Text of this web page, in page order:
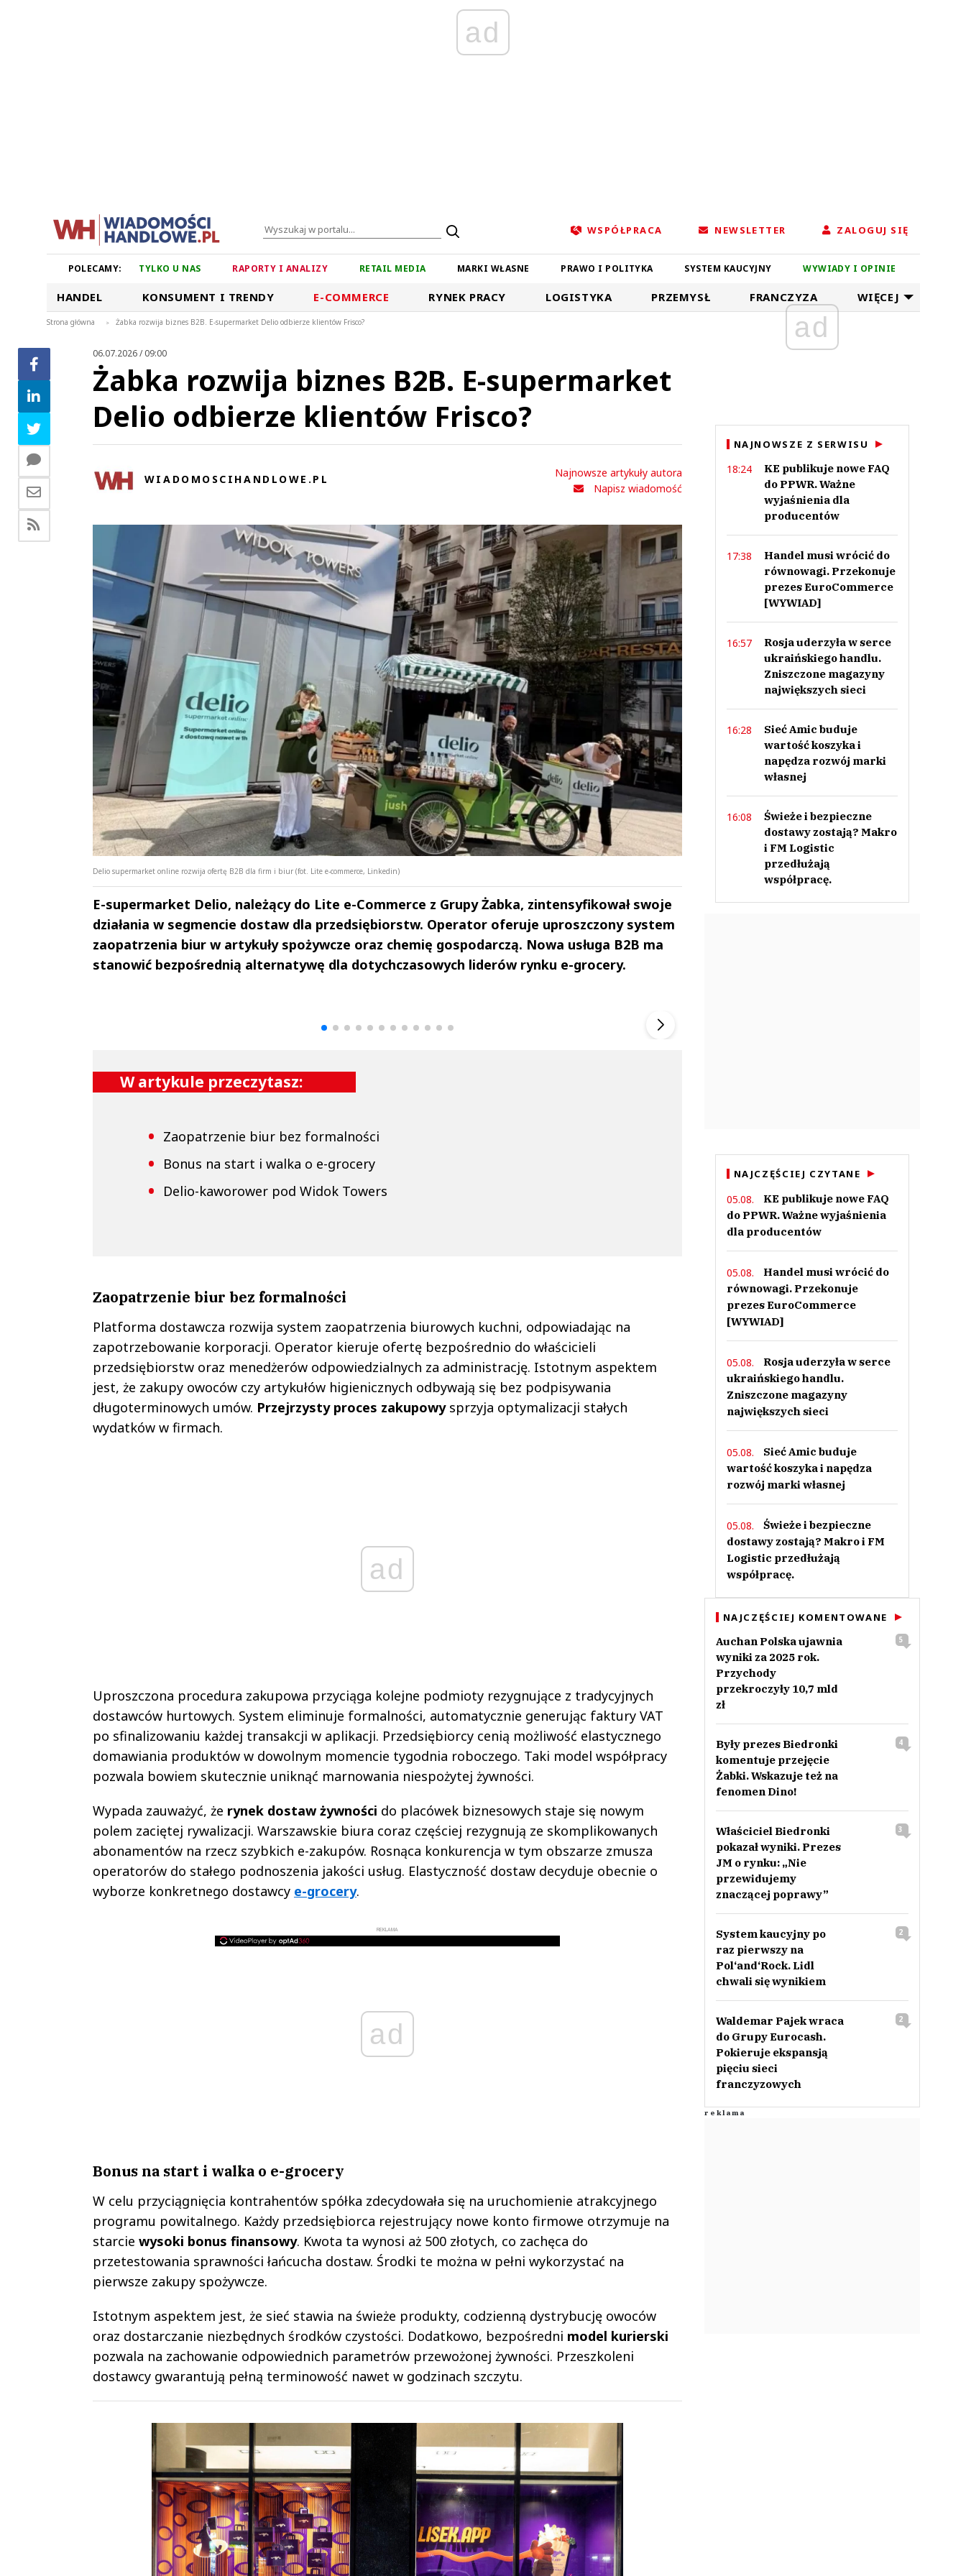
ad
WSPÓŁPRACA NEWSLETTER ZALOGUJ SIĘ
POLECAMY: TYLKO U NAS RAPORTY I ANALIZY RETAIL MEDIA MARKI WŁASNE PRAWO I POLITYKA SYSTEM KAUCYJNY WYWIADY I OPINIE
HANDEL KONSUMENT I TRENDY E-COMMERCE RYNEK PRACY LOGISTYKA PRZEMYSŁ FRANCZYZA WIĘCEJ
Strona główna > Żabka rozwija biznes B2B. E-supermarket Delio odbierze klientów Frisco?
06.07.2026 / 09:00
Żabka rozwija biznes B2B. E-supermarket
Delio odbierze klientów Frisco?
WIADOMOSCIHANDLOWE.PL
Najnowsze artykuły autora
Napisz wiadomość
Delio supermarket online rozwija ofertę B2B dla firm i biur (fot. Lite e-commerce, Linkedin)
E-supermarket Delio, należący do Lite e-Commerce z Grupy Żabka, zintensyfikował swoje
działania w segmencie dostaw dla przedsiębiorstw. Operator oferuje uproszczony system
zaopatrzenia biur w artykuły spożywcze oraz chemię gospodarczą. Nowa usługa B2B ma
stanowić bezpośrednią alternatywę dla dotychczasowych liderów rynku e-grocery.
W artykule przeczytasz:
Zaopatrzenie biur bez formalności
Bonus na start i walka o e-grocery
Delio-kaworower pod Widok Towers
Zaopatrzenie biur bez formalności
Platforma dostawcza rozwija system zaopatrzenia biurowych kuchni, odpowiadając na
zapotrzebowanie korporacji. Operator kieruje ofertę bezpośrednio do właścicieli
przedsiębiorstw oraz menedżerów odpowiedzialnych za administrację. Istotnym aspektem
jest, że zakupy owoców czy artykułów higienicznych odbywają się bez podpisywania
długoterminowych umów. Przejrzysty proces zakupowysprzyja optymalizacji stałych
wydatków w firmach.
ad
Uproszczona procedura zakupowa przyciąga kolejne podmioty rezygnujące z tradycyjnych
dostawców hurtowych. System eliminuje formalności, automatycznie generując faktury VAT
po sfinalizowaniu każdej transakcji w aplikacji. Przedsiębiorcy cenią możliwość elastycznego
domawiania produktów w dowolnym momencie tygodnia roboczego. Taki model współpracy
pozwala bowiem skutecznie uniknąć marnowania niespożytej żywności.
Wypada zauważyć, że rynek dostaw żywności do placówek biznesowych staje się nowym
polem zaciętej rywalizacji. Warszawskie biura coraz częściej rezygnują ze skomplikowanych
abonamentów na rzecz szybkich e-zakupów. Rosnąca konkurencja w tym obszarze zmusza
operatorów do stałego podnoszenia jakości usług. Elastyczność dostaw decyduje obecnie o
wyborze konkretnego dostawcy e-grocery.
REKLAMA
ad
Bonus na start i walka o e-grocery
W celu przyciągnięcia kontrahentów spółka zdecydowała się na uruchomienie atrakcyjnego
programu powitalnego. Każdy przedsiębiorca rejestrujący nowe konto firmowe otrzymuje na
starcie wysoki bonus finansowy. Kwota ta wynosi aż 500 złotych, co zachęca do
przetestowania sprawności łańcucha dostaw. Środki te można w pełni wykorzystać na
pierwsze zakupy spożywcze.
Istotnym aspektem jest, że sieć stawia na świeże produkty, codzienną dystrybucję owoców
oraz dostarczanie niezbędnych środków czystości. Dodatkowo, bezpośredni model kurierski
pozwala na zachowanie odpowiednich parametrów przewożonej żywności. Przeszkoleni
dostawcy gwarantują pełną terminowość nawet w godzinach szczytu.
ad
NAJNOWSZE Z SERWISU
18:24
KE publikuje nowe FAQ
do PPWR. Ważne
wyjaśnienia dla
producentów
17:38
Handel musi wrócić do
równowagi. Przekonuje
prezes EuroCommerce
[WYWIAD]
16:57
Rosja uderzyła w serce
ukraińskiego handlu.
Zniszczone magazyny
największych sieci
16:28
Sieć Amic buduje
wartość koszyka i
napędza rozwój marki
własnej
16:08
Świeże i bezpieczne
dostawy zostają? Makro
i FM Logistic
przedłużają
współpracę.
NAJCZĘŚCIEJ CZYTANE
05.08.
KE publikuje nowe FAQ
do PPWR. Ważne wyjaśnienia
dla producentów
05.08.
Handel musi wrócić do
równowagi. Przekonuje
prezes EuroCommerce
[WYWIAD]
05.08.
Rosja uderzyła w serce
ukraińskiego handlu.
Zniszczone magazyny
największych sieci
05.08.
Sieć Amic buduje
wartość koszyka i napędza
rozwój marki własnej
05.08.
Świeże i bezpieczne
dostawy zostają? Makro i FM
Logistic przedłużają
współpracę.
NAJCZĘŚCIEJ KOMENTOWANE
Auchan Polska ujawnia
wyniki za 2025 rok.
Przychody
przekroczyły 10,7 mld
zł
5
Były prezes Biedronki
komentuje przejęcie
Żabki. Wskazuje też na
fenomen Dino!
4
Właściciel Biedronki
pokazał wyniki. Prezes
JM o rynku: „Nie
przewidujemy
znaczącej poprawy”
3
System kaucyjny po
raz pierwszy na
Pol‘and‘Rock. Lidl
chwali się wynikiem
2
Waldemar Pajek wraca
do Grupy Eurocash.
Pokieruje ekspansją
pięciu sieci
franczyzowych
2